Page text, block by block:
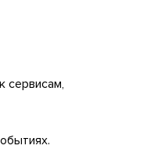
сервисам,